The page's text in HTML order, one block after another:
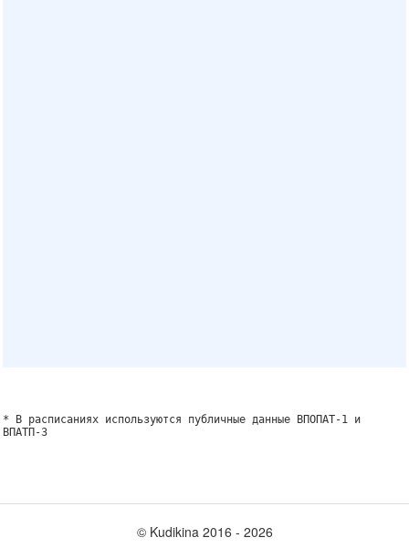
* В расписаниях используются публичные данные ВПОПАТ-1 и
ВПАТП-3
© Kudikina 2016 ‐ 2026